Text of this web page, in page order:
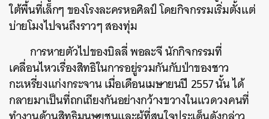
ใต้พื้นที่เล็กๆ ของโรงละครหอศิลป์ โดยกิจกรรมเริ่มตั้งแต่
บ่ายโมงไปจนถึงราวๆ สองทุ่ม
การหายตัวไปของบิลลี่ พอละจี นักกิจกรรมที่
เคลื่อนไหวเรื่องสิทธิในการอยู่รวมกันกับป่าของชาว
กะเหรี่ยงแก่งกระจาน เมื่อเดือนเมษายนปี 2557 นั้น ได้
กลายมาเป็นที่ถกเถียงกันอย่างกว้างขวางในแวดวงคนที่